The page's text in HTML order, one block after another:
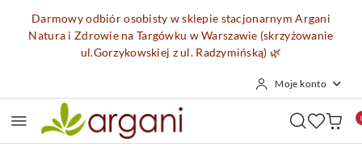
Przejdź do treści głównej
Przejdź do wyszukiwarki
Przejdź do moje konto
Przejdź do menu głównego
Przejdź do opisu produktu
Przejdź do stopki
Darmowy odbiór osobisty w sklepie stacjonarnym Argani
Natura i Zdrowie na Targówku w Warszawie (skrzyżowanie
ul.Gorzykowskiej z ul. Radzymińską) 🌿
Moje konto